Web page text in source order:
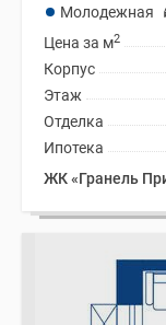
Молодежная
Цена за м2
Корпус
Этаж
Отделка
Ипотека
ЖК «Гранель